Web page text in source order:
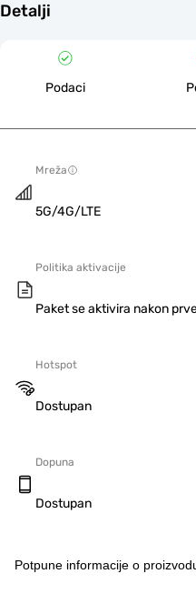
Detalji
Podaci
Mreža
5G/4G/LTE
Politika aktivacije
Paket se aktivira nakon
Hotspot
Dostupan
Dopuna
Dostupan
Potpune informacije o